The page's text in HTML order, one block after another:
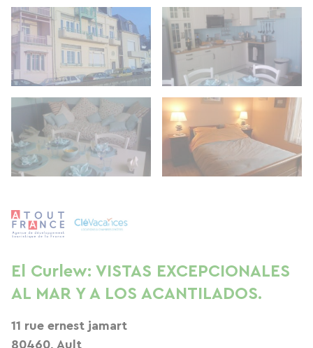
El Curlew: VISTAS EXCEPCIONALES
AL MAR Y A LOS ACANTILADOS.
11 rue ernest jamart
80460, Ault